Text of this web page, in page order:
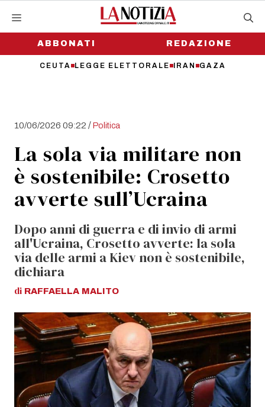
contenutoABBONATI
CEUTA LEGGE ELETTORALE IRAN GAZA
REDAZIONE
10/06/2026 09:22 /Politica
La sola via militare non
è sostenibile: Crosetto
avverte sull’Ucraina
Dopo anni di guerra e di invio di armi
all'Ucraina, Crosetto avverte: la sola
via delle armi a Kiev non è sostenibile,
dichiara
di RAFFAELLA MALITO